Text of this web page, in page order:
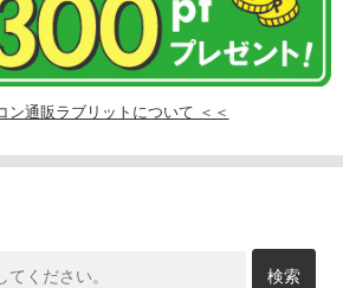
ン通販ラブリットについて ＜＜